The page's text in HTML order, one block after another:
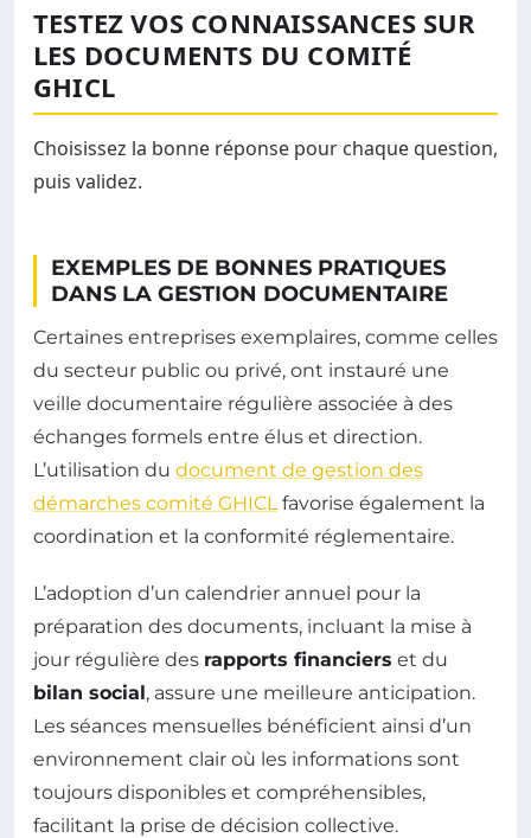
TESTEZ VOS CONNAISSANCES SUR
LES DOCUMENTS DU COMITÉ
GHICL
Choisissez la bonne réponse pour chaque question,
puis validez.
EXEMPLES DE BONNES PRATIQUES
DANS LA GESTION DOCUMENTAIRE
Certaines entreprises exemplaires, comme celles
du secteur public ou privé, ont instauré une
veille documentaire régulière associée à des
échanges formels entre élus et direction.
L’utilisation du document de gestion des
démarches comité GHICL favorise également la
coordination et la conformité réglementaire.
L’adoption d’un calendrier annuel pour la
préparation des documents, incluant la mise à
jour régulière des rapports financiers et du
bilan social, assure une meilleure anticipation.
Les séances mensuelles bénéficient ainsi d’un
environnement clair où les informations sont
toujours disponibles et compréhensibles,
facilitant la prise de décision collective.